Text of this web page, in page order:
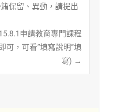
保留、異動，請提出
申請教育專門課程
可，可看”填寫說明”填
寫) →